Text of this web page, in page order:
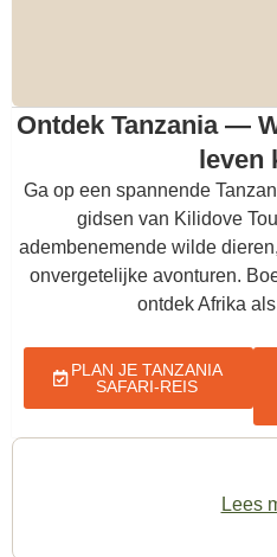
Ontdek Tanzania —
leven
Ga op een spannende
gidsen van Kilidove
adembenemende wilde
onvergetelijke avonturen.
ontdek Afrika
PLAN JE TANZANIA
SAFARI-REIS
Lees